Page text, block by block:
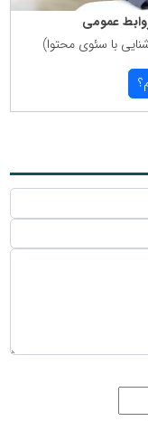
عمومی
با سئوی محتوا)